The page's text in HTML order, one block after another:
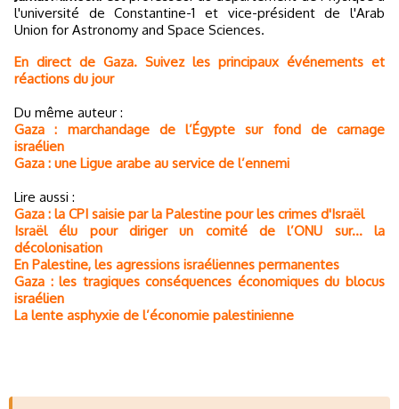
l'université de Constantine-1 et vice-président de l'Arab
Union for Astronomy and Space Sciences.
En direct de Gaza. Suivez les principaux événements et
réactions du jour
Du même auteur :
Gaza : marchandage de l’Égypte sur fond de carnage
israélien
Gaza : une Ligue arabe au service de l’ennemi
Lire aussi :
Gaza : la CPI saisie par la Palestine pour les crimes d'Israël
Israël élu pour diriger un comité de l’ONU sur... la
décolonisation
En Palestine, les agressions israéliennes permanentes
Gaza : les tragiques conséquences économiques du blocus
israélien
La lente asphyxie de l’économie palestinienne